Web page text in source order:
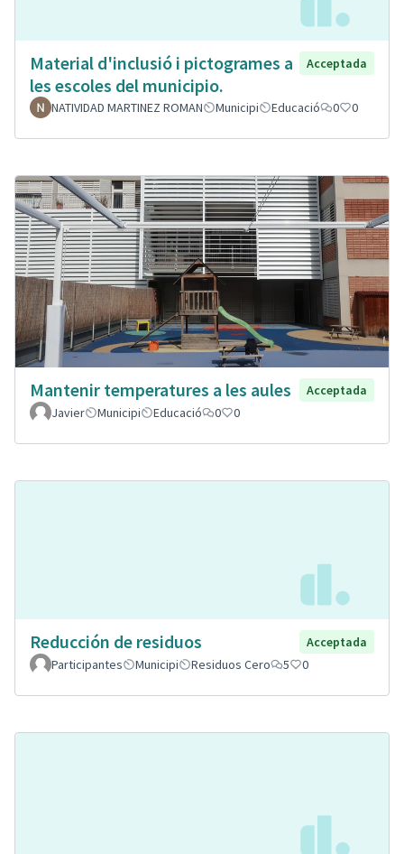
Material d'inclusió i pictogrames a
les escoles del municipio.
Acceptada
NATIVIDAD MARTINEZ ROMAN Municipi Educació 0 0
Mantenir temperatures a les aules
Acceptada
Javier
Municipi Educació 0 0
Reducción de residuos
Acceptada
Participantes
Municipi Residuos Cero 5 0